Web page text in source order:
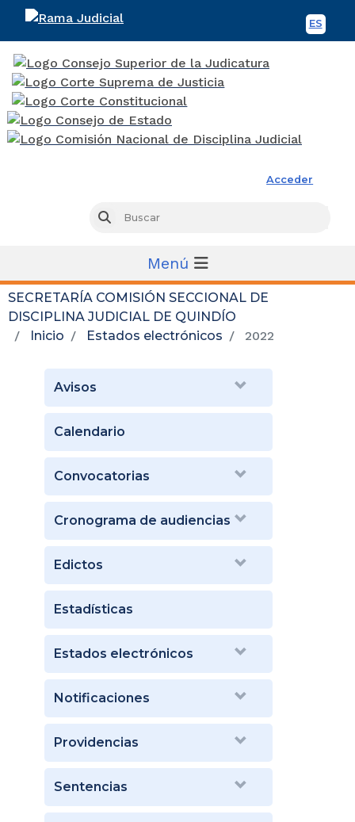
ES
Acceder
Buscar
Menú
SECRETARÍA COMISIÓN SECCIONAL DE
DISCIPLINA JUDICIAL DE QUINDÍO
Inicio
Estados electrónicos 2022
Avisos
Calendario
Convocatorias
Cronograma de audiencias
Edictos
Estadísticas
Estados electrónicos
Notificaciones
Providencias
Sentencias